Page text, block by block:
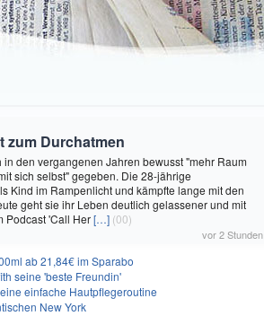
zum Durchatmen
in den vergangenen Jahren bewusst "mehr Raum
sich selbst" gegeben. Die 28-jährige
Kind im Rampenlicht und kämpfte lange mit den
geht sie ihr Leben deutlich gelassener und mit
Podcast 'Call Her[…] (00)
vor 2 Stunden
ab 21,84€ im Sparabo
seine 'beste Freundin'
einfache Hautpflegeroutine
New York